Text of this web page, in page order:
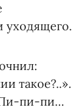
уходящего.
такое?..».
Пи-пи-пи…